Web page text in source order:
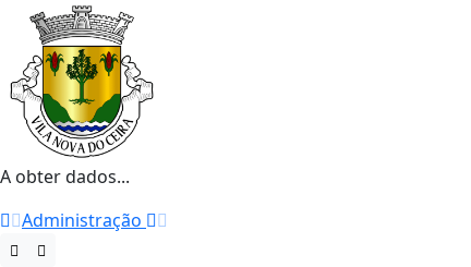
A obter dados...
Administração